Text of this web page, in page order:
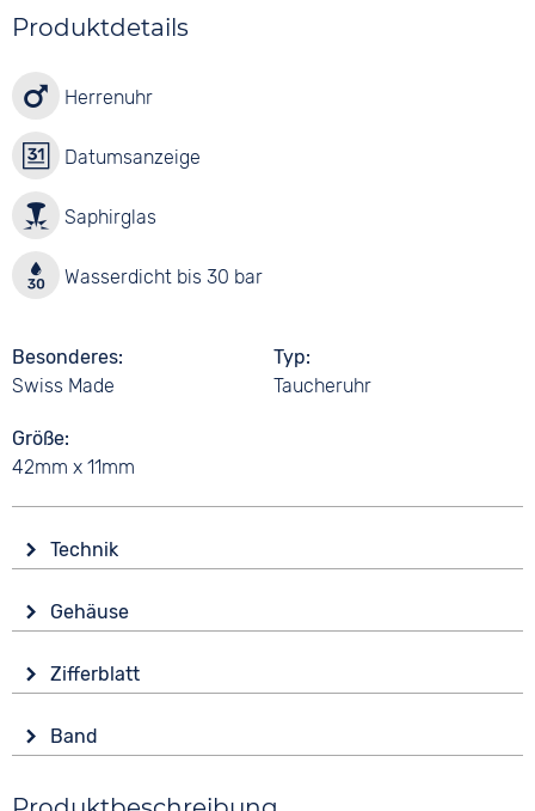
Produktdetails
Herrenuhr
Datumsanzeige
Saphirglas
Wasserdicht bis 30 bar
Besonderes
Swiss Made
Typ
Taucheruhr
Größe
42mm x 11mm
Technik
Batterie (Quarz)
Funktionen
Datumsanzeige
Wasserdicht
Gehäuse
Saphirglas
Form
Rund
Material
Zifferblatt
Analog
Band